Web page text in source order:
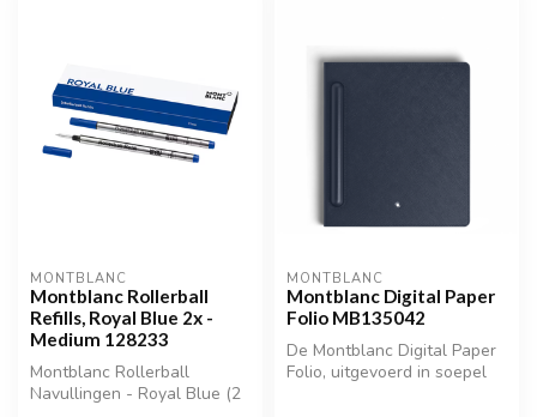
MONTBLANC
Montblanc Rollerball
Refills, Royal Blue 2x -
Medium 128233
Montblanc Rollerball
Navullingen - Royal Blue (2
MONTBLANC
Montblanc Digital Paper
Folio MB135042
De Montblanc Digital Paper
Folio, uitgevoerd in soepel